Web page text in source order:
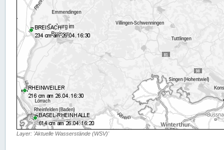
Layer: 'Aktuelle Wasserstände (WSV)'